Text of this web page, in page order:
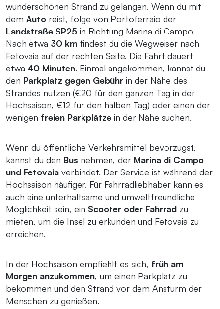
wunderschönen Strand zu gelangen. Wenn du mit
dem Auto reist, folge von Portoferraio der
Landstraße SP25 in Richtung Marina di Campo.
Nach etwa 30 km findest du die Wegweiser nach
Fetovaia auf der rechten Seite. Die Fahrt dauert
etwa 40 Minuten. Einmal angekommen, kannst du
den Parkplatz gegen Gebühr in der Nähe des
Strandes nutzen (€20 für den ganzen Tag in der
Hochsaison, €12 für den halben Tag) oder einen der
wenigen freien Parkplätze in der Nähe suchen.
Wenn du öffentliche Verkehrsmittel bevorzugst,
kannst du den Bus nehmen, der Marina di Campo
und Fetovaia verbindet. Der Service ist während der
Hochsaison häufiger. Für Fahrradliebhaber kann es
auch eine unterhaltsame und umweltfreundliche
Möglichkeit sein, ein Scooter oder Fahrrad zu
mieten, um die Insel zu erkunden und Fetovaia zu
erreichen.
In der Hochsaison empfiehlt es sich, früh am
Morgen anzukommen, um einen Parkplatz zu
bekommen und den Strand vor dem Ansturm der
Menschen zu genießen.